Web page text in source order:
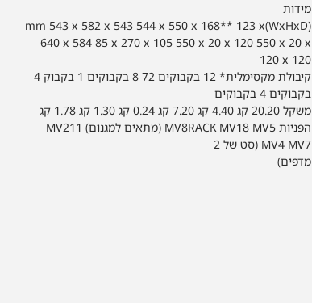
מידות
(WxHxD)mm 543 x 582 x 543 544 x 550 x 168** 123 x
640 x 584 85 x 270 x 105 550 x 20 x 120 550 x 20 x
120 x 120
קיבולת מקסימלית* 12 בקבוקים 72 8 בקבוקים 1 בקבוק 4
בקבוקים 4 בקבוקים
משקל 20.20 קג 4.40 קג 7.20 קג 0.24 קג 1.30 קג 1.78 קג
הפניות MV8RACK MV18 MV5 (מתאים למגנום) MV211
MV4 MV7 (סט של 2
מדפים)